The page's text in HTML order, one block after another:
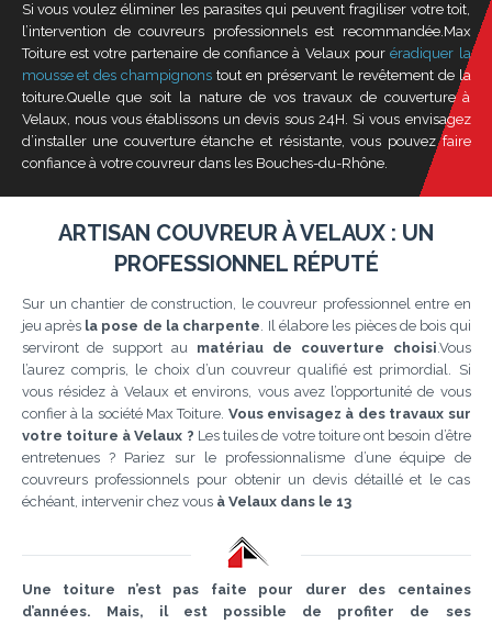
Si vous voulez éliminer les parasites qui peuvent fragiliser votre toit,
l’intervention de couvreurs professionnels est recommandée.Max
Toiture est votre partenaire de confiance à Velaux pouréradiquer la
mousse et des champignons tout en préservant le revêtement de la
toiture.Quelle que soit la nature de vos travaux de couverture à
Velaux, nous vous établissons un devis sous 24H. Si vous envisagez
d’installer une couverture étanche et résistante, vous pouvez faire
confiance à votre couvreur dans les Bouches-du-Rhône.
ARTISAN COUVREUR À VELAUX : UN
PROFESSIONNEL RÉPUTÉ
Sur un chantier de construction, le couvreur professionnel entre en
jeu après la pose de la charpente. Il élabore les pièces de bois qui
serviront de support au matériau de couverture choisi.Vous
l’aurez compris, le choix d’un couvreur qualifié est primordial. Si
vous résidez à Velaux et environs, vous avez l’opportunité de vous
confier à la société Max Toiture. Vous envisagez à des travaux sur
votre toiture à Velaux ? Les tuiles de votre toiture ont besoin d’être
entretenues ? Pariez sur le professionnalisme d’une équipe de
couvreurs professionnels pour obtenir un devis détaillé et le cas
échéant, intervenir chez vous à Velaux dans le 13
Une toiture n’est pas faite pour durer des centaines
d’années.
Mais, il est possible de profiter de ses